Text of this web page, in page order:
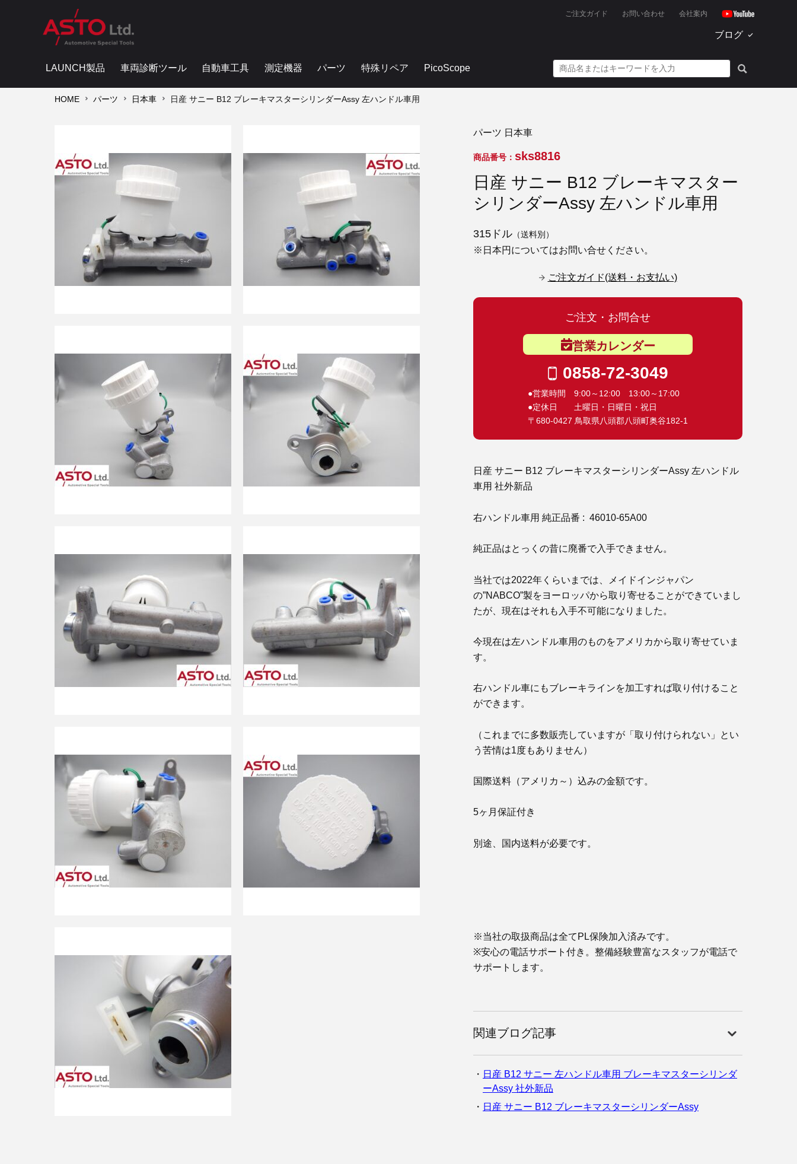
ご注文ガイド お問い合わせ 会社案内
ブログ
LAUNCH製品 車両診断ツール 自動車工具 測定機器 パーツ 特殊リペア PicoScope
HOME パーツ 日本車 日産 サニー B12 ブレーキマスターシリンダーAssy 左ハンドル車用
パーツ 日本車
商品番号： sks8816
日産 サニー B12 ブレーキマスター
シリンダーAssy 左ハンドル車用
315ドル （送料別）
※日本円についてはお問い合せください。
ご注文ガイド(送料・お支払い)
ご注文・お問合せ
営業カレンダー
0858-72-3049
●営業時間 9:00～12:00 13:00～17:00
●定休日 土曜日・日曜日・祝日
〒680-0427 鳥取県八頭郡八頭町奥谷182-1
日産 サニー B12 ブレーキマスターシリンダーAssy 左ハンドル
車用 社外新品
右ハンドル車用 純正品番 : 46010-65A00
純正品はとっくの昔に廃番で入手できません。
当社では2022年くらいまでは、メイドインジャパン
の”NABCO”製をヨーロッパから取り寄せることができていまし
たが、現在はそれも入手不可能になりました。
今現在は左ハンドル車用のものをアメリカから取り寄せていま
す。
右ハンドル車にもブレーキラインを加工すれば取り付けること
ができます。
（これまでに多数販売していますが「取り付けられない」とい
う苦情は1度もありません）
国際送料（アメリカ～）込みの金額です。
5ヶ月保証付き
別途、国内送料が必要です。
※当社の取扱商品は全てPL保険加入済みです。
※安心の電話サポート付き。整備経験豊富なスタッフが電話で
サポートします。
関連ブログ記事
日産 B12 サニー 左ハンドル車用 ブレーキマスターシリンダ
ーAssy 社外新品
日産 サニー B12 ブレーキマスターシリンダーAssy